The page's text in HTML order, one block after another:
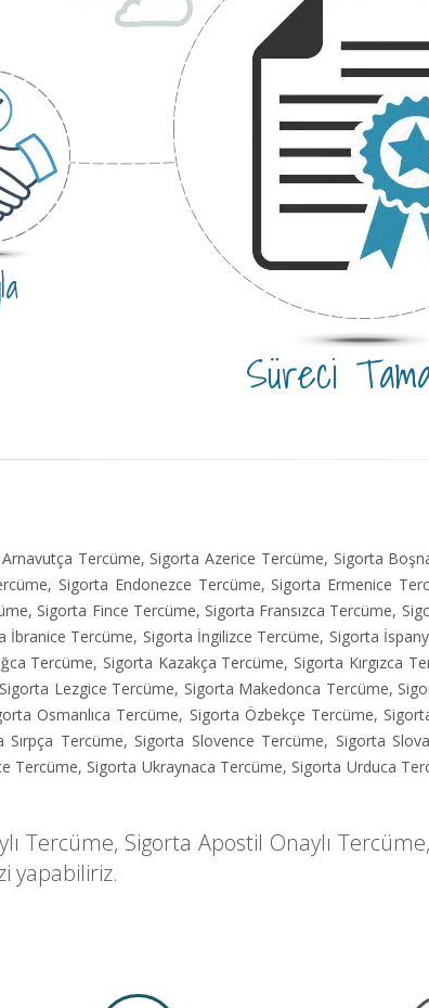
Süreci
Tercüme, Sigorta Azerice Tercüme, Sigorta
, Sigorta Endonezce Tercüme, Sigorta Ermenice
, Sigorta Fince Tercüme, Sigorta Fransızca Tercüme,
İbranice Tercüme, Sigorta İngilizce Tercüme, Sigorta
Tercüme, Sigorta Kazakça Tercüme, Sigorta Kırgızca
Sigorta Lezgice Tercüme, Sigorta Makedonca Tercüme,
Osmanlıca Tercüme, Sigorta Özbekçe Tercüme,
Sırpça Tercüme, Sigorta Slovence Tercüme, Sigorta
Tercüme, Sigorta Ukraynaca Tercüme, Sigorta Urduca
Tercüme, Sigorta Apostil Onaylı Tercüme,
yapabiliriz.